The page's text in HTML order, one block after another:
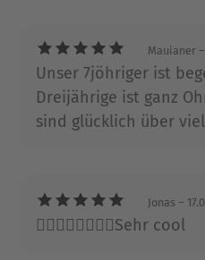
Mauianer
Unser 7jöhriger ist
Dreijährige ist ganz
sind glücklich über
Jonas –
👍🏽👍🏽👍🏽👍🏽Sehr cool